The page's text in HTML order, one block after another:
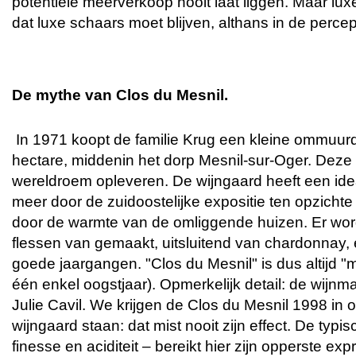
dat luxe schaars moet blijven, althans in de
De mythe van Clos du Mesnil.
In 1971 koopt de familie Krug een kleine
hectare, middenin het dorp Mesnil-sur-Oger.
wereldroem opleveren. De wijngaard heeft een
meer door de zuidoostelijke expositie ten
door de warmte van de omliggende huizen. Er
flessen van gemaakt, uitsluitend van chardonnay,
goede jaargangen. "Clos du Mesnil" is dus altijd
één enkel oogstjaar). Opmerkelijk detail: de
Julie Cavil. We krijgen de Clos du Mesnil 1998 in
wijngaard staan: dat mist nooit zijn effect. De
finesse en aciditeit – bereikt hier zijn opperste